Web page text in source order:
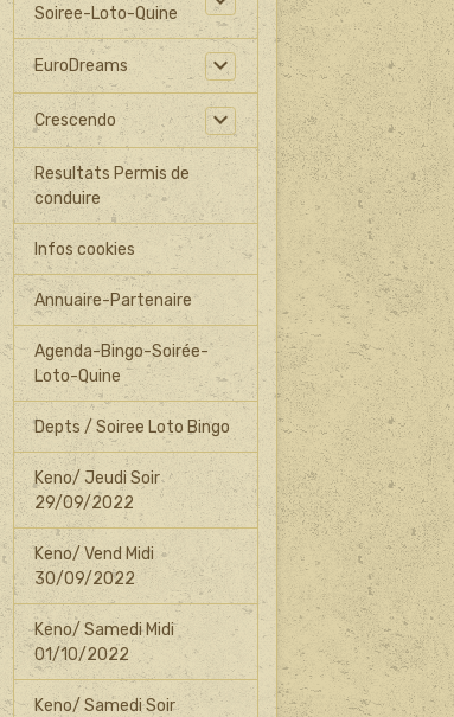
Soiree-Loto-Quine
EuroDreams
Crescendo
Resultats Permis de
conduire
Infos cookies
Annuaire-Partenaire
Agenda-Bingo-Soirée-
Loto-Quine
Depts / Soiree Loto Bingo
Keno/ Jeudi Soir
29/09/2022
Keno/ Vend Midi
30/09/2022
Keno/ Samedi Midi
01/10/2022
Keno/ Samedi Soir